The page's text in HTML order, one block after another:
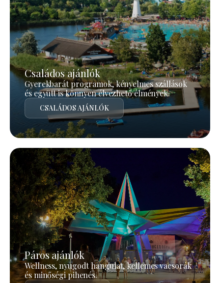
Családos ajánlók
Gyerekbarát programok, kényelmes szállások
és együtt is könnyen élvezhető élmények.
CSALÁDOS AJÁNLÓK
Páros ajánlók
Wellness, nyugodt hangulat, kellemes vacsorák
és minőségi pihenés.